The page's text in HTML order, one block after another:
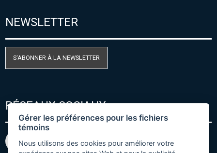
NEWSLETTER
S'ABONNER À LA NEWSLETTER
RÉSEAUX SOCIAUX
Gérer les préférences pour les fichiers
témoins
Nous utilisons des cookies pour améliorer votre